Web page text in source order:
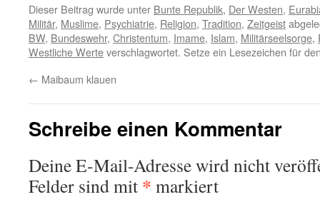
Dieser Beitrag wurde unter Bunte Republik, Der Westen,
Militär, Muslime, Psychiatrie, Religion, Tradition, Zeitgeist
BW, Bundeswehr, Christentum, Imame, Islam, Militärseelsorge,
Westliche Werteverschlagwortet. Setze ein Lesezeichen für
← Maibaum klauen
Schreibe einen Kommentar
Deine E-Mail-Adresse wird nicht
Felder sind mit * markiert